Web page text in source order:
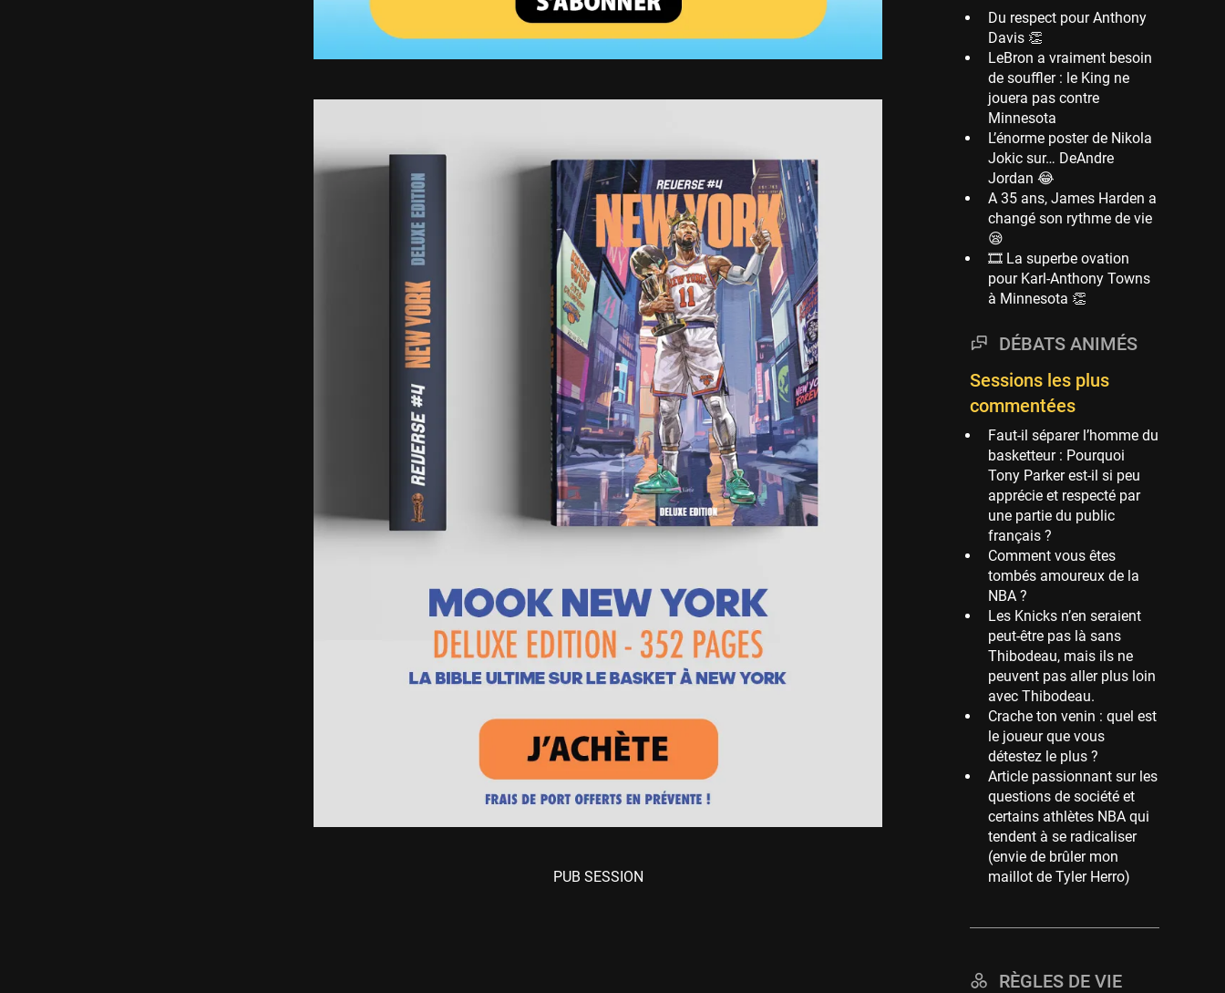
PUB SESSION
Hoop Culture
73 sessions
Oklahoma City
Thunder
69 sessions
Phoenix Suns
69 sessions
Miami Heat
63 sessions
Los Angeles Clippers
Indiana Pacers
53 sessions
New Orleans Pelicans
53 sessions
Jeux Olympiques
52 sessions
Atlanta Hawks
45 sessions
Chicago Bulls
41 sessions
Memphis Grizzlies
39 sessions
Cleveland Cavaliers
38 sessions
Orlando Magic
36 sessions
Euroleague
Charlotte Hornets
32 sessions
Houston Rockets
31 sessions
Washington Wizards
29 sessions
Du respect pour Anthony
Davis 👏
LeBron a vraiment besoin
de souffler : le King ne
jouera pas contre
Minnesota
L’énorme poster de Nikola
Jokic sur… DeAndre
Jordan 😂
A 35 ans, James Harden a
changé son rythme de vie
😪
🎞 La superbe ovation
pour Karl-Anthony Towns
à Minnesota 👏
DÉBATS ANIMÉS
Sessions les plus
commentées
Faut-il séparer l’homme du
basketteur : Pourquoi
Tony Parker est-il si peu
apprécie et respecté par
une partie du public
français ?
Comment vous êtes
tombés amoureux de la
NBA ?
Les Knicks n’en seraient
peut-être pas là sans
Thibodeau, mais ils ne
peuvent pas aller plus loin
avec Thibodeau.
Crache ton venin : quel est
le joueur que vous
détestez le plus ?
Article passionnant sur les
questions de société et
certains athlètes NBA qui
tendent à se radicaliser
(envie de brûler mon
maillot de Tyler Herro)
RÈGLES DE VIE